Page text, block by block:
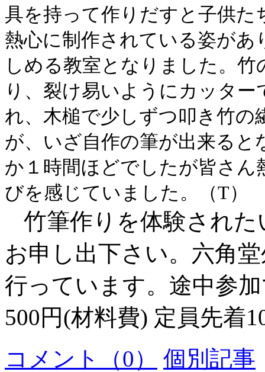
具を持って作りだすと子供
熱心に制作されている姿が
しめる教室となりました。
り、裂け易いようにカッタ
れ、木槌で少しずつ叩き竹
が、いざ自作の筆が出来る
か１時間ほどでしたが皆さん
びを感じていました。（T）
竹筆作りを体験され
お申し出下さい。六角
行っています。途中参
500円(材料費) 定員先着
コメント（0）
個別記事